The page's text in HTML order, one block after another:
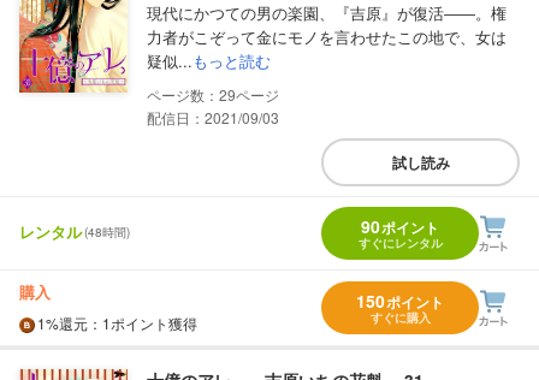
現代にかつての男の楽園、『吉原』が復活――。権
力者がこぞって金にモノを言わせたこの地で、女は
疑似...もっと読む
29
配信日：2021/09/03
試し読み
レンタル(48時間) 90ポイント
すぐにレンタル
購入
1%還元 ：1ポイント獲得
150ポイント
すぐに購入